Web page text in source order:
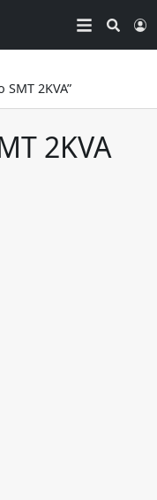
2KVA”
2KVA